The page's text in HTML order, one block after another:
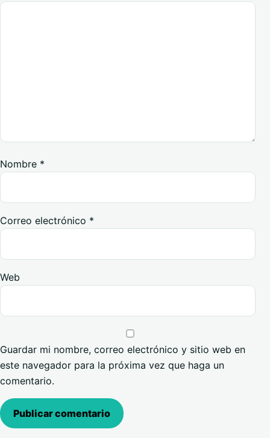
Nombre *
Correo electrónico *
Web
Guardar mi nombre, correo electrónico y sitio web en
este navegador para la próxima vez que haga un
comentario.